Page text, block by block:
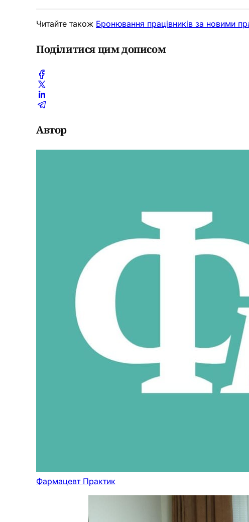
Читайте також Бронювання працівників за новими
Поділитися цим дописом
Автор
Фармацевт Практик